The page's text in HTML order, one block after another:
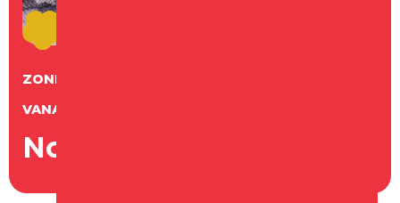
ZONDAG
VANAF 14:00 UUR
Noordzee op 't Noord